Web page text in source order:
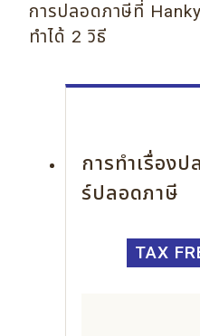
การปลอดภาษีที่
ทำได้ 2 วิธี
การทำเรื่อง
ร์ปลอดภาษี
TAX